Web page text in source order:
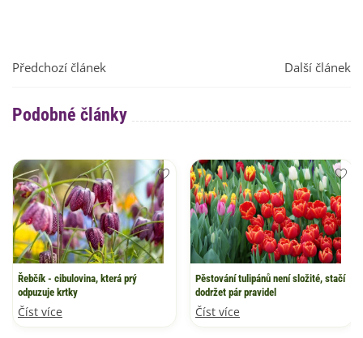
Předchozí článek Další článek
Podobné články
Řebčík - cibulovina, která prý
odpuzuje krtky
Číst více
Pěstování tulipánů není složité, stačí
dodržet pár pravidel
Číst více